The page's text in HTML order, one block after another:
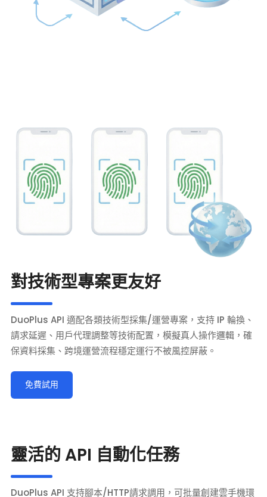
對技術型專案更友好
DuoPlus API 適配各類技術型採集/運營專案，支持 IP 輪換、
請求延遲、用戶代理調整等技術配置，模擬真人操作邏輯，確
保資料採集、跨境運營流程穩定運行不被風控屏蔽。
免費試用
靈活的 API 自動化任務
DuoPlus API 支持腳本/HTTP請求調用，可批量創建雲手機環